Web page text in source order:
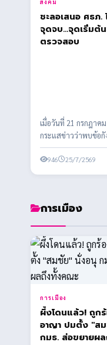
ชะลอเสนอ ศธภ.
จุดจบ...จุดเริ่มต้
ตรวจสอบ
เมื่อวันที่ 21 กรกฎาค
กระแสข่าวว่าพบข้อกั
คุณสมบัติของผู้ได้รับก
บาง...
946 25/7/2569
การเมือง
การเมือง
ผึ้งโดนแล้ว! ถูก
อาญา ปมตั้ง "ส
กมธ. ส่อขยายผ